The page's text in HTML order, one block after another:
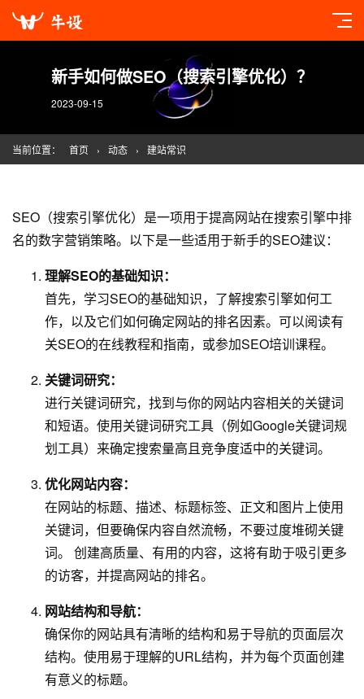
新手如何做SEO（搜索引擎优化）？
2023-09-15
当前位置： 首页 › 动态 › 建站常识
SEO（搜索引擎优化）是一项用于提高网站在搜索引擎中排
名的数字营销策略。以下是一些适用于新手的SEO建议：
理解SEO的基础知识：
首先，学习SEO的基础知识，了解搜索引擎如何工
作，以及它们如何确定网站的排名因素。可以阅读有
关SEO的在线教程和指南，或参加SEO培训课程。
关键词研究：
进行关键词研究，找到与你的网站内容相关的关键词
和短语。使用关键词研究工具（例如Google关键词规
划工具）来确定搜索量高且竞争度适中的关键词。
优化网站内容：
在网站的标题、描述、标题标签、正文和图片上使用
关键词，但要确保内容自然流畅，不要过度堆砌关键
词。 创建高质量、有用的内容，这将有助于吸引更多
的访客，并提高网站的排名。
网站结构和导航：
确保你的网站具有清晰的结构和易于导航的页面层次
结构。使用易于理解的URL结构，并为每个页面创建
有意义的标题。